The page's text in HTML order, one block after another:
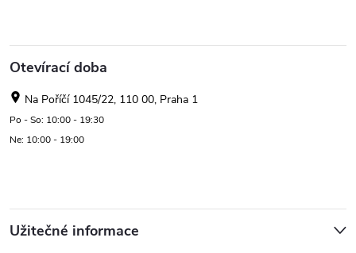
Otevírací doba
Na Poříčí 1045/22, 110 00, Praha 1
Po - So: 10:00 - 19:30
Ne: 10:00 - 19:00
Užitečné informace